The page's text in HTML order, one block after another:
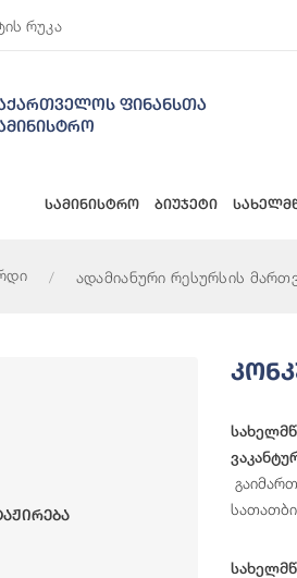
რუკა
ფინანსთა
სამინისტრო ბიუჯეტი
ადამიანური რესურსის